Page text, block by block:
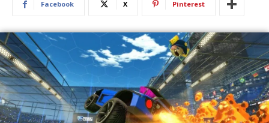
Facebook X Pinterest